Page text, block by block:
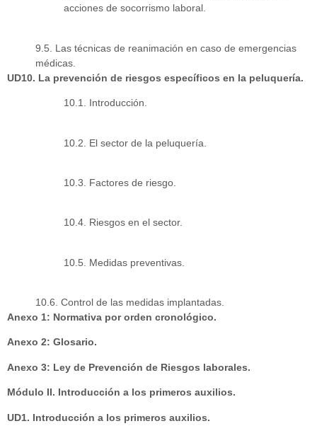
acciones de socorrismo laboral.
9.5. Las técnicas de reanimación en caso de emergencias
médicas.
UD10. La prevención de riesgos específicos en la peluquería.
10.1. Introducción.
10.2. El sector de la peluquería.
10.3. Factores de riesgo.
10.4. Riesgos en el sector.
10.5. Medidas preventivas.
10.6. Control de las medidas implantadas.
Anexo 1: Normativa por orden cronológico.
Anexo 2: Glosario.
Anexo 3: Ley de Prevención de Riesgos laborales.
Módulo II. Introducción a los primeros auxilios.
UD1. Introducción a los primeros auxilios.